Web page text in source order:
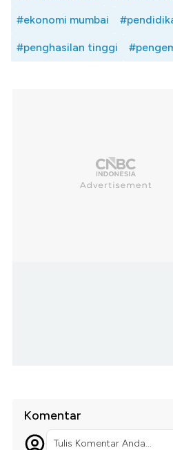
#ekonomi mumbai
#penghasilan tinggi
Komentar
Tulis Komentar Anda...